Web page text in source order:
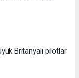
Britanyalı pilotlar